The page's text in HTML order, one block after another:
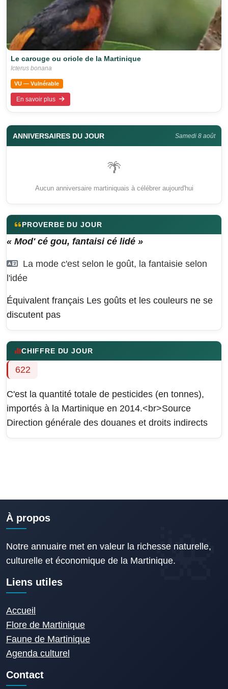
Le carouge ou oriole de la Martinique
Icterus bonana
VU — Vulnérable
En savoir plus
ANNIVERSAIRES DU JOUR Samedi 8 août
🌴
Aucun anniversaire martiniquais à célébrer aujourd'hui
PROVERBE DU JOUR
« Mod' cé gou, fantaisi cé lidé »
La mode c'est selon le goût, la fantaisie selon
l'idée
Équivalent français Les goûts et les couleurs ne se
discutent pas
CHIFFRE DU JOUR
622
C'est la quantité totale de pesticides (en tonnes),
importés à la Martinique en 2014.<br>Source
Direction générale des douanes et droits indirects
À propos
Notre annuaire met en valeur la richesse naturelle,
culturelle et économique de la Martinique.
Liens utiles
Accueil
Flore de Martinique
Faune de Martinique
Agenda culturel
Contact